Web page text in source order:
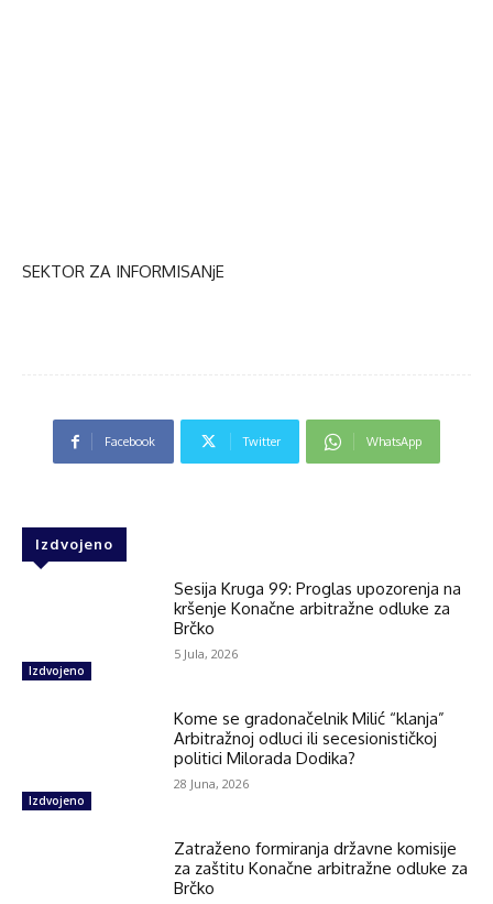
SEKTOR ZA INFORMISANjE
Facebook Twitter WhatsApp
Izdvojeno
Izdvojeno
Sesija Kruga 99: Proglas upozorenja na
kršenje Konačne arbitražne odluke za
Brčko
5 Jula, 2026
Izdvojeno
Kome se gradonačelnik Milić “klanja”
Arbitražnoj odluci ili secesionističkoj
politici Milorada Dodika?
28 Juna, 2026
Zatraženo formiranja državne komisije
za zaštitu Konačne arbitražne odluke za
Brčko